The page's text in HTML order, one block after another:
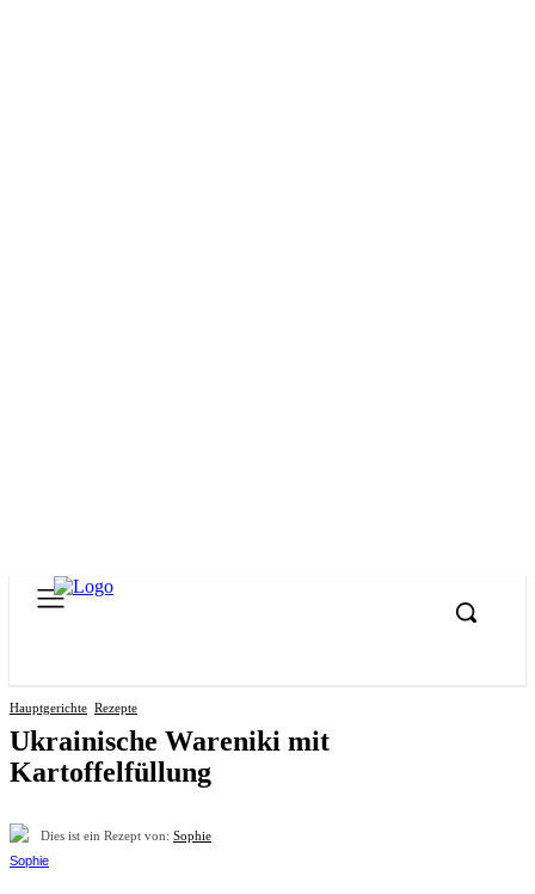
Hauptgerichte Rezepte
Ukrainische Wareniki mit
Kartoffelfüllung
Dies ist ein Rezept von: Sophie